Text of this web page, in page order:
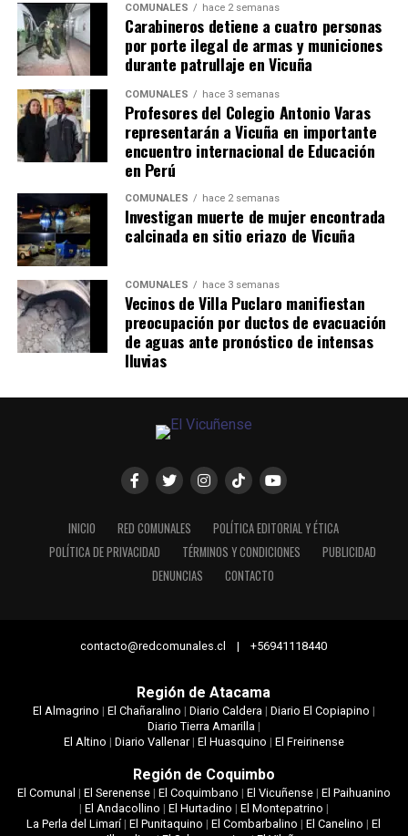
COMUNALES hace 2 semanas
Carabineros detiene a cuatro personas
por porte ilegal de armas y municiones
durante patrullaje en Vicuña
COMUNALES hace 3 semanas
Profesores del Colegio Antonio Varas
representarán a Vicuña en importante
encuentro internacional de Educación
en Perú
COMUNALES hace 2 semanas
Investigan muerte de mujer encontrada
calcinada en sitio eriazo de Vicuña
COMUNALES hace 3 semanas
Vecinos de Villa Puclaro manifiestan
preocupación por ductos de evacuación
de aguas ante pronóstico de intensas
lluvias
INICIO RED COMUNALES
POLÍTICA EDITORIAL Y ÉTICA
POLÍTICA DE PRIVACIDAD
TÉRMINOS Y CONDICIONES
PUBLICIDAD
DENUNCIAS
CONTACTO
contacto@redcomunales.cl | +56941118440
Región de Atacama
El Almagrino | El Chañaralino | Diario Caldera | Diario El Copiapino |
Diario Tierra Amarilla |
El Altino | Diario Vallenar| El Huasquino | El Freirinense
Región de Coquimbo
El Comunal | El Serenense| El Coquimbano | El Vicuñense| El Paihuanino
| El Andacollino | El Hurtadino | El Montepatrino |
La Perla del Limarí|El Punitaquino |El Combarbalino |El Canelino |El